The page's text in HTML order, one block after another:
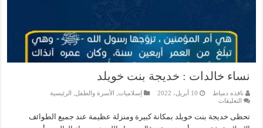
نساء خالدات : خديجة بنت خويلد
نافذه دمياط 10 أبريل، 2022 إسلاميات, الأسرة والطفل
الرئيسية
التعليقاتعلى
خالدات
:
تحظى خديجة بنت خويلد بمكانة كبيرة ومنزلة عظيمة عند جميع الطوائف